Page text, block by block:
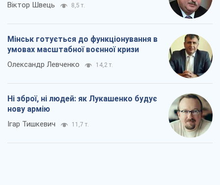
Віктор Швець 8,5 т.
Мінськ готується до функціонування в
умовах масштабної воєнної кризи
Олександр Левченко 14,2 т.
Ні зброї, ні людей: як Лукашенко будує
нову армію
Ігар Тишкевич 11,7 т.